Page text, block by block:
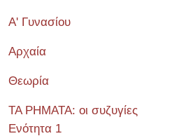
Α' Γυνασίου
Αρχαία
Θεωρία
ΤΑ ΡΗΜΑΤΑ: οι συζυγίες
Ενότητα 1